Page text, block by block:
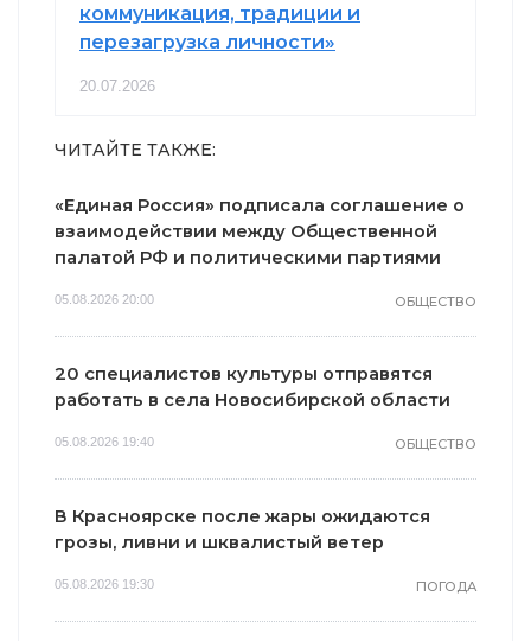
коммуникация, традиции и
перезагрузка личности»
20.07.2026
ЧИТАЙТЕ ТАКЖЕ:
«Единая Россия» подписала соглашение о
взаимодействии между Общественной
палатой РФ и политическими партиями
05.08.2026 20:00 ОБЩЕСТВО
20 специалистов культуры отправятся
работать в села Новосибирской области
05.08.2026 19:40 ОБЩЕСТВО
В Красноярске после жары ожидаются
грозы, ливни и шквалистый ветер
05.08.2026 19:30 ПОГОДА